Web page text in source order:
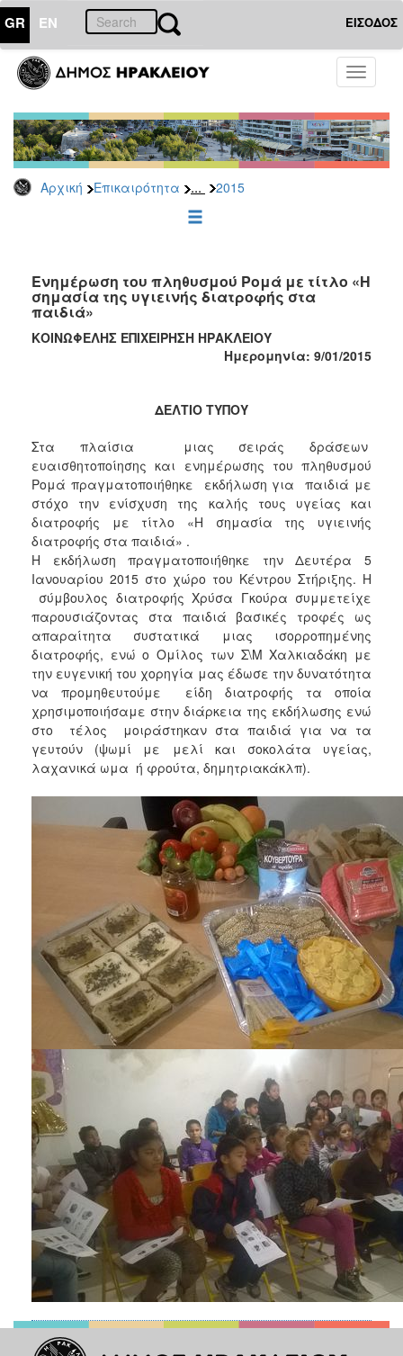
GR EN ΕΙΣΟΔΟΣ
Toggle
Αρχική Επικαιρότητα ... 2015
ΕΠΙΚΑΙΡΟΤΗΤΑ
Τύπου
Αρχείο
2026
2025
2022
2021
2020
2016
2015
2013
2012
2011
2010
2006
ΔΗΜΟΤΗΣ
ΕΠΙΣΚΕΠΤΗΣ
ΗΡΑΚΛΕΙΟ
Eνημέρωση του πληθυσμού Ρομά με τίτλο «Η
σημασία της υγιεινής διατροφής στα
παιδιά»
ΚΟΙΝΩΦΕΛΗΣ ΕΠΙΧΕΙΡΗΣΗ ΗΡΑΚΛΕΙΟΥ
Ημερομηνία: 9/01/2015
ΔΕΛΤΙΟ ΤΥΠΟΥ
Στα πλαίσια μιας σειράς δράσεων
ευαισθητοποίησης και ενημέρωσης του πληθυσμού
Ρομά πραγματοποιήθηκε εκδήλωση για παιδιά με
στόχο την ενίσχυση της καλής τους υγείας και
διατροφής με τίτλο «Η σημασία της υγιεινής
διατροφής στα παιδιά» .
Η εκδήλωση πραγματοποιήθηκε την Δευτέρα 5
Ιανουαρίου 2015 στο χώρο του Κέντρου Στήριξης. Η
σύμβουλος διατροφής Χρύσα Γκούρα συμμετείχε
παρουσιάζοντας στα παιδιά βασικές τροφές ως
απαραίτητα συστατικά μιας ισορροπημένης
διατροφής, ενώ ο Ομίλος των Σ\Μ Χαλκιαδάκη με
την ευγενική του χορηγία μας έδωσε την δυνατότητα
να προμηθευτούμε είδη διατροφής τα οποία
χρησιμοποιήσαμε στην διάρκεια της εκδήλωσης ενώ
στο τέλος μοιράστηκαν στα παιδιά για να τα
γευτούν (ψωμί με μελί και σοκολάτα υγείας,
λαχανικά ωμα ή φρούτα, δημητριακάκλπ).